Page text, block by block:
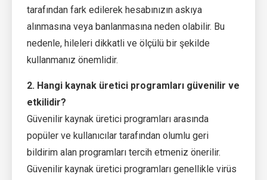
tarafından fark edilerek hesabınızın askıya
alınmasına veya banlanmasına neden olabilir. Bu
nedenle, hileleri dikkatli ve ölçülü bir şekilde
kullanmanız önemlidir.
2. Hangi kaynak üretici programları güvenilir ve
etkilidir?
Güvenilir kaynak üretici programları arasında
popüler ve kullanıcılar tarafından olumlu geri
bildirim alan programları tercih etmeniz önerilir.
Güvenilir kaynak üretici programları genellikle virüs